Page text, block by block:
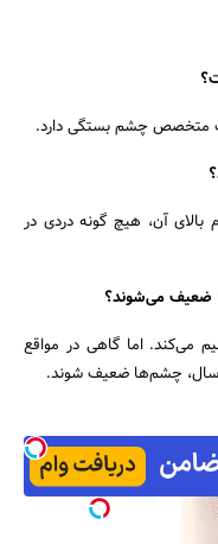
متخصص چشم بستگی دارد.
آن، هیچ گونه دردی در
ضعیف می‌شوند؟
می‌کند. اما گاهی در مواقع
سال، چشم‌ها ضعیف شوند.